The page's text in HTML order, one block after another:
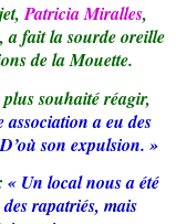
Patricia Miralles,
a fait la sourde oreille
de la Mouette.
souhaité réagir,
association a eu des
son expulsion. »
« Un local nous a été
rapatriés, mais